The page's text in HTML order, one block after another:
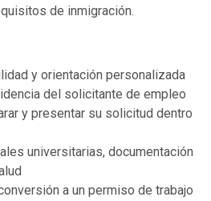
de inmigración.
y orientación personalizada
del solicitante de empleo
y presentar su solicitud dentro
universitarias, documentación
a un permiso de trabajo